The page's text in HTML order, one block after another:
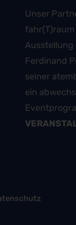
Unser
Ausstellung
Ferdinand
seiner
ein